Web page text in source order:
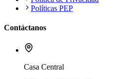
Políticas PEP
Contáctanos
Casa Central